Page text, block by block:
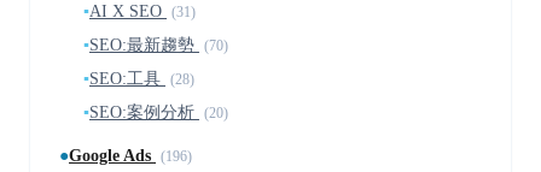
▪AI X SEO (31)
▪SEO:最新趨勢 (70)
▪SEO:工具 (28)
▪SEO:案例分析 (20)
●Google Ads (196)